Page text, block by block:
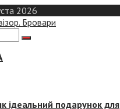
2026
ідеальний подарунок для